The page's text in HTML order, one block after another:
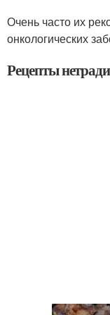
Очень часто их
онкологических
Рецепты